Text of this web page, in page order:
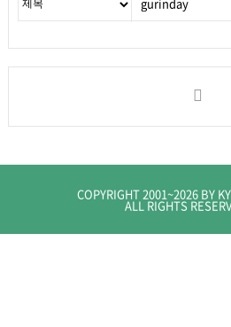
COPYRIGHT 2001~2026 BY
ALL RIGHTS